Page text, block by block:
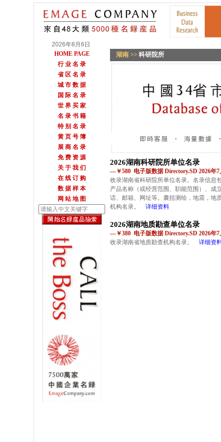
2026年8月6日
HOME PAGE
行 业 名 录
省 区 名 录
城 市 数 据
国 际 名 录
世 界 买 家
名 录 书 籍
特 别 名 录
黄 页 号 簿
展 商 名 录
免 费 资 源
关 于 我 们
在 线 订 购
数 据 样 本
网 站 地 图
湖南 >> 科研院所
2026湖南科研院所单位名录
—￥580 电子版数据 Directory.SD 2026年7
收录湖南省科研院所单位名录。名录信息
产品名称（或经营范围、职能范围）、成
话、邮箱、网址等。囊括测绘，地震，地
机构名录。
详细资料
2026湖南地质勘查单位名录
—￥380 电子版数据 Directory.SD 2026年7
收录湖南省地质勘查机构名录。
详细资